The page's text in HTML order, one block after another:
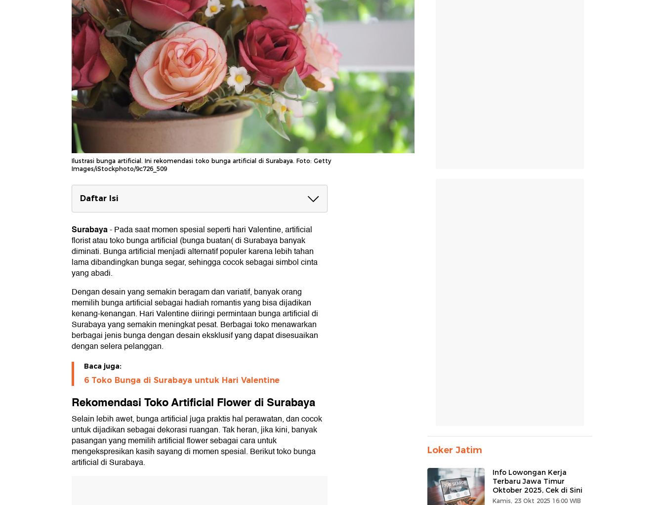
Ilustrasi bunga artificial. Ini rekomendasi toko bunga artificial di Surabaya. Foto: Getty
Images/iStockphoto/9c726_509
Daftar Isi
Rekomendasi Toko Artificial Flower di Surabaya
1. Sekarmila Florist
2. Gavrila Florist
3. Grosir Bunga Surabaya
4. Istana Raja Kembang
5. Roseveelt Florist
Surabaya-Pada saat momen spesial seperti hari Valentine, artificial
florist atau toko bunga artificial (bunga buatan( di Surabaya banyak
diminati. Bunga artificial menjadi alternatif populer karena lebih tahan
lama dibandingkan bunga segar, sehingga cocok sebagai simbol cinta
yang abadi.
Dengan desain yang semakin beragam dan variatif, banyak orang
memilih bunga artificial sebagai hadiah romantis yang bisa dijadikan
kenang-kenangan. Hari Valentine diiringi permintaan bunga artificial di
Surabaya yang semakin meningkat pesat. Berbagai toko menawarkan
berbagai jenis bunga dengan desain eksklusif yang dapat disesuaikan
dengan selera pelanggan.
Baca juga:
6 Toko Bunga di Surabaya untuk Hari Valentine
Rekomendasi Toko Artificial Flower di Surabaya
Selain lebih awet, bunga artificial juga praktis hal perawatan, dan cocok
untuk dijadikan sebagai dekorasi ruangan. Tak heran, jika kini, banyak
pasangan yang memilih artificial flower sebagai cara untuk
mengekspresikan kasih sayang di momen spesial. Berikut toko bunga
artificial di Surabaya.
Loker Jatim
Info Lowongan Kerja
Terbaru Jawa Timur
Oktober 2025, Cek di Sini
Kamis, 23 Okt 2025 16:00 WIB